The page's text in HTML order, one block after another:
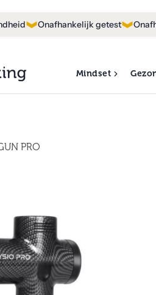
Onafhankelijk getest
Mindset
PRO